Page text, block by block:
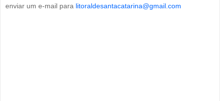
enviar um e-mail para litoraldesantacatarina@gmail.com